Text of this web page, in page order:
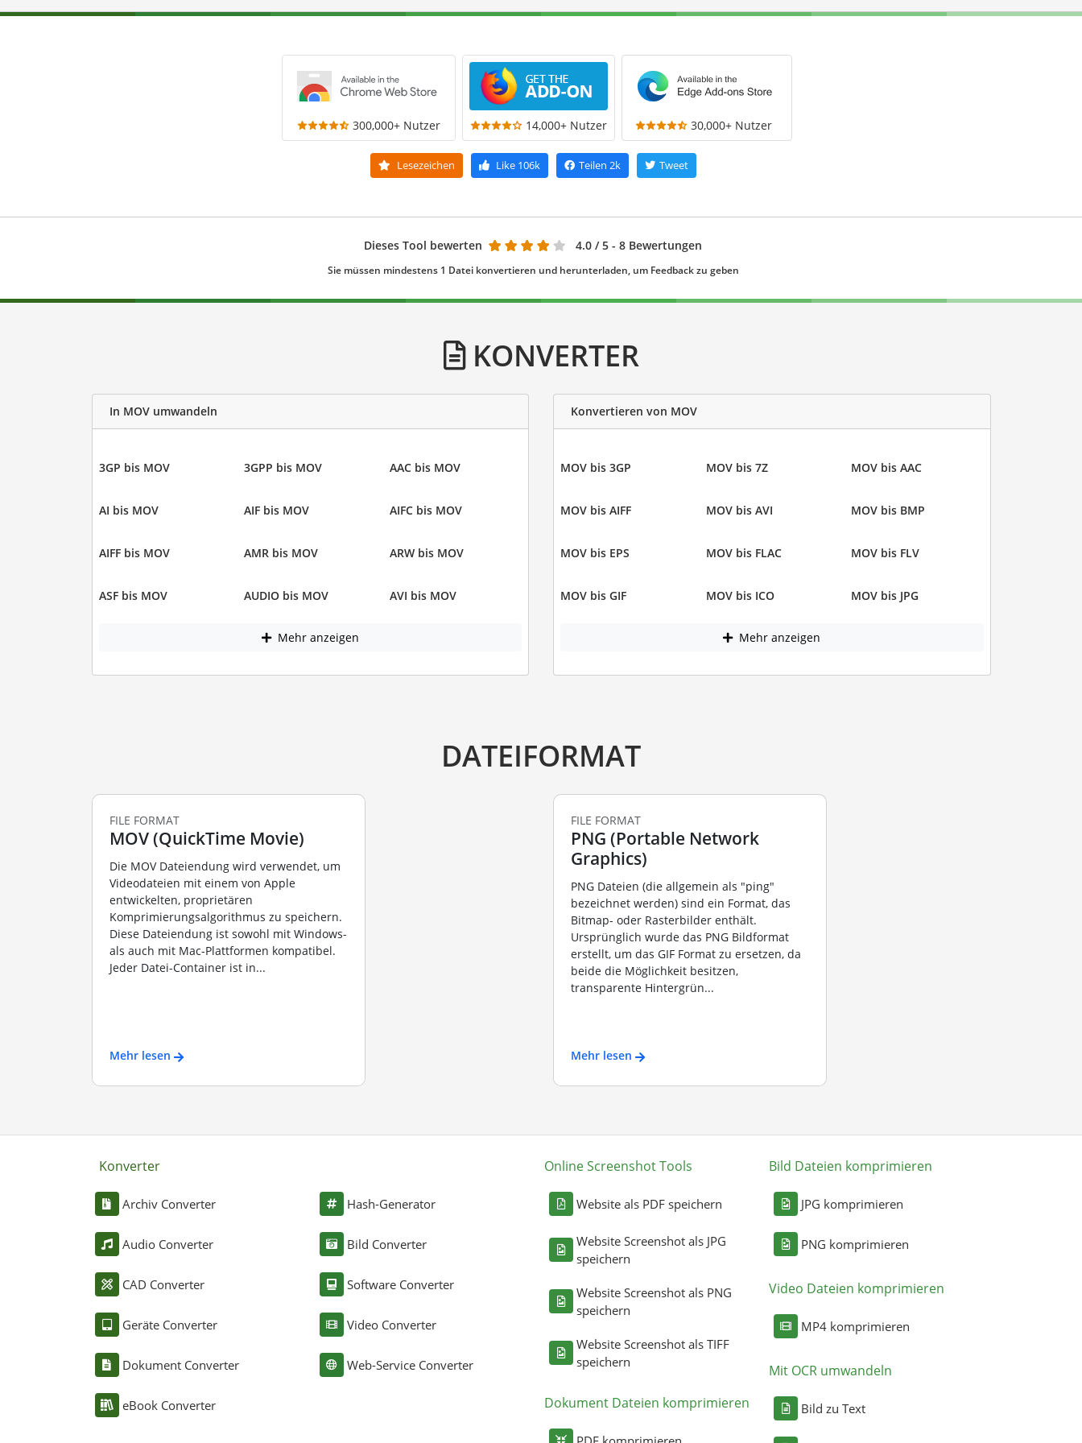
300,000+ Nutzer 14,000+ Nutzer 30,000+ Nutzer
Lesezeichen Like106k Teilen 2k Tweet
Dieses Tool bewerten 4.0 / 5 - 8 Bewertungen
Sie müssen mindestens 1 Datei konvertieren und herunterladen, um Feedback zu geben
KONVERTER
In MOV umwandeln
3GP bis MOV 3GPP bis MOV AAC bis MOV
AI bis MOV AIF bis MOV AIFC bis MOV
AIFF bis MOV AMR bis MOV ARW bis MOV
ASF bis MOV AUDIO bis MOV AVI bis MOV
Mehr anzeigen
Konvertieren von MOV
MOV bis 3GP MOV bis 7Z MOV bis AAC
MOV bis AIFF MOV bis AVI MOV bis BMP
MOV bis EPS MOV bis FLAC MOV bis FLV
MOV bis GIF MOV bis ICO MOV bis JPG
Mehr anzeigen
DATEIFORMAT
FILE FORMAT
MOV (QuickTime Movie)
Die MOV Dateiendung wird verwendet, um
Videodateien mit einem von Apple
entwickelten, proprietären
Komprimierungsalgorithmus zu speichern.
Diese Dateiendung ist sowohl mit Windows-
als auch mit Mac-Plattformen kompatibel.
Jeder Datei-Container ist in...
Mehr lesen
FILE FORMAT
PNG (Portable Network
Graphics)
PNG Dateien (die allgemein als "ping"
bezeichnet werden) sind ein Format, das
Bitmap- oder Rasterbilder enthält.
Ursprünglich wurde das PNG Bildformat
erstellt, um das GIF Format zu ersetzen, da
beide die Möglichkeit besitzen,
transparente Hintergrün...
Mehr lesen
Konverter
Archiv Converter
Audio Converter
CAD Converter
Geräte Converter
Dokument Converter
eBook Converter
Hash-Generator
Bild Converter
Software Converter
Video Converter
Web-Service Converter
Online Screenshot Tools
Website als PDF speichern
Website Screenshot als JPG
speichern
Website Screenshot als PNG
speichern
Website Screenshot als TIFF
speichern
Dokument Dateien komprimieren
Bild Dateien komprimieren
JPG komprimieren
PNG komprimieren
Video Dateien komprimieren
MP4 komprimieren
Mit OCR umwandeln
Bild zu Text